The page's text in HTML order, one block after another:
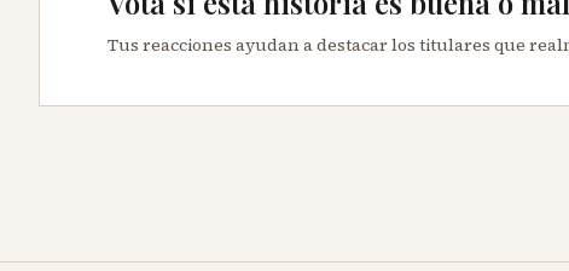
Tus reacciones ayudan a destacar los titulares que